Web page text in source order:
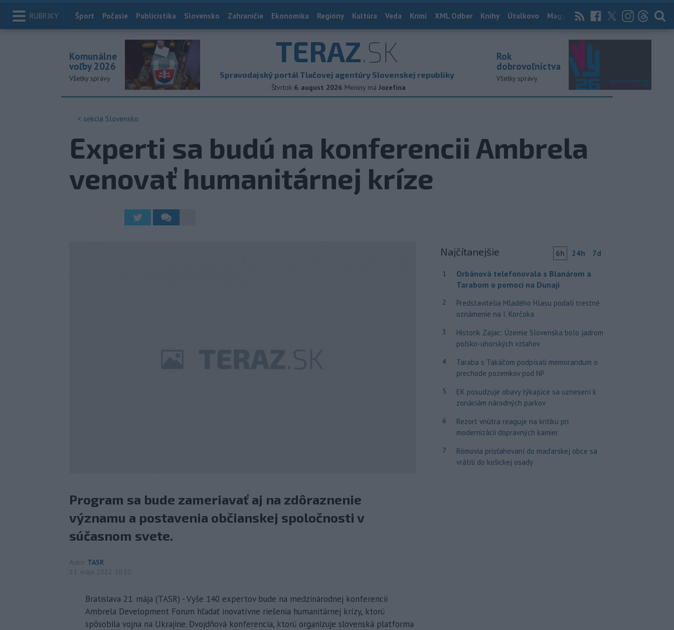
RUBRIKY Index
Šport Počasie Publicistika Slovensko Zahraničie Ekonomika Regióny Kultúra Veda Krimi XML Odber Knihy Útulkovo Magazín News Now Archív
TERAZ.SK
Spravodajský portál Tlačovej agentúry Slovenskej republiky
Štvrtok 6. august 2026 Meniny má Jozefína
Komunálne
voľby 2026
Všetky správy
Rok
dobrovoľníctva
Všetky správy
< sekcia Slovensko
Experti sa budú na konferencii Ambrela
venovať humanitárnej kríze
Program sa bude zameriavať aj na zdôraznenie
významu a postavenia občianskej spoločnosti v
súčasnom svete.
Autor TASR
21. mája 2022 10:10
Bratislava 21. mája (TASR) - Vyše 140 expertov bude na medzinárodnej konferencii
Ambrela Development Forum hľadať inovatívne riešenia humanitárnej krízy, ktorú
spôsobila vojna na Ukrajine. Dvojdňová konferencia, ktorú organizuje slovenská platforma
Najčítanejšie 6h 24h 7d
1
Orbánová telefonovala s Blanárom a
Tarabom o pomoci na Dunaji
2
Predstavitelia Mladého Hlasu podali trestné
oznámenie na I. Korčoka
3
Historik Zajac: Územie Slovenska bolo jadrom
poľsko-uhorských vzťahov
4
Taraba s Takáčom podpísali memorandum o
prechode pozemkov pod NP
5
EK posudzuje obavy týkajúce sa uznesení k
zonáciám národných parkov
6
Rezort vnútra reaguje na kritiku pri
modernizácii dopravných kamier
7
Rómovia prisťahovaní do maďarskej obce sa
vrátili do košickej osady